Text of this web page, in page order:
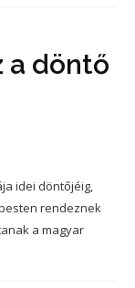
a döntő
idei döntőjéig,
rendeznek
a magyar